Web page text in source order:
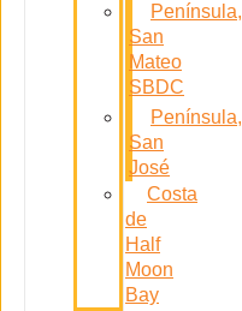
Península,
San
Mateo
SBDC
Península,
San
José
Costa
de
Half
Moon
Bay